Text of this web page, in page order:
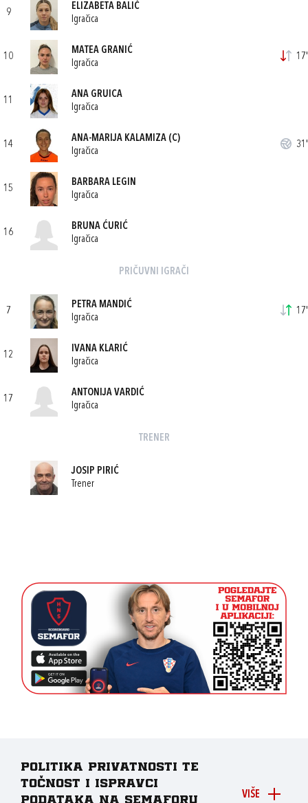
9
ELIZABETA BALIĆ
Igračica
10
MATEA GRANIĆ
Igračica
17'
11
ANA GRUICA
Igračica
14
ANA-MARIJA KALAMIZA (C)
Igračica
31'
15
BARBARA LEGIN
Igračica
16
BRUNA ĆURIĆ
Igračica
PRIČUVNI IGRAČI
7
PETRA MANDIĆ
Igračica
17'
12
IVANA KLARIĆ
Igračica
17
ANTONIJA VARDIĆ
Igračica
TRENER
JOSIP PIRIĆ
Trener
VIŠE
Politika privatnosti te
točnost i ispravci
podataka na Semaforu